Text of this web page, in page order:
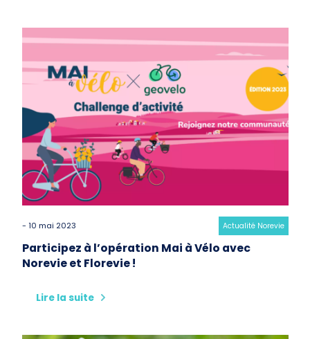
- 10 mai 2023 Category:
Actualité Norevie
Participez à l’opération Mai à Vélo avec
Norevie et Florevie !
Lire la suite